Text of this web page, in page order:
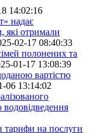
14:02:16
надає
які отримали
02-17 08:40:33
полонених та
01-17 13:08:39
вартістю
06 13:14:02
водовідведення
тарифи на послуги